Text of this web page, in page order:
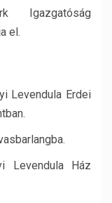
Igazgatóság
el.
Levendula Erdei
Levendula Ház